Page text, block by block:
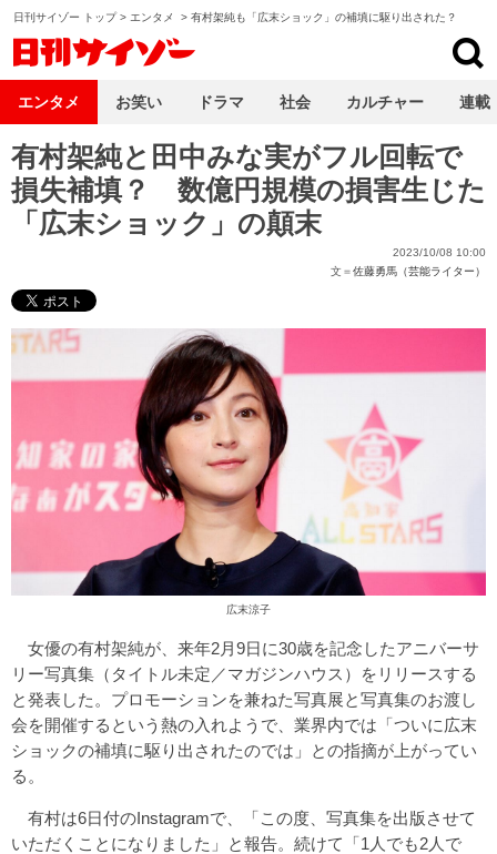
日刊サイゾー トップ> エンタメ > 有村架純も「広末ショック」の補填に駆り出された？
有村架純と田中みな実がフル回転で
損失補填？ 数億円規模の損害生じた
「広末ショック」の顛末
2023/10/08 10:00
文＝佐藤勇馬（芸能ライター）
広末涼子
女優の有村架純が、来年2月9日に30歳を記念したアニバーサ
リー写真集（タイトル未定／マガジンハウス）をリリースする
と発表した。プロモーションを兼ねた写真展と写真集のお渡し
会を開催するという熱の入れようで、業界内では「ついに広末
ショックの補填に駆り出されたのでは」との指摘が上がってい
る。
有村は6日付のInstagramで、「この度、写真集を出版させて
いただくことになりました」と報告。続けて「1人でも2人で
エンタメ お笑い ドラマ 社会 カルチャー 連載